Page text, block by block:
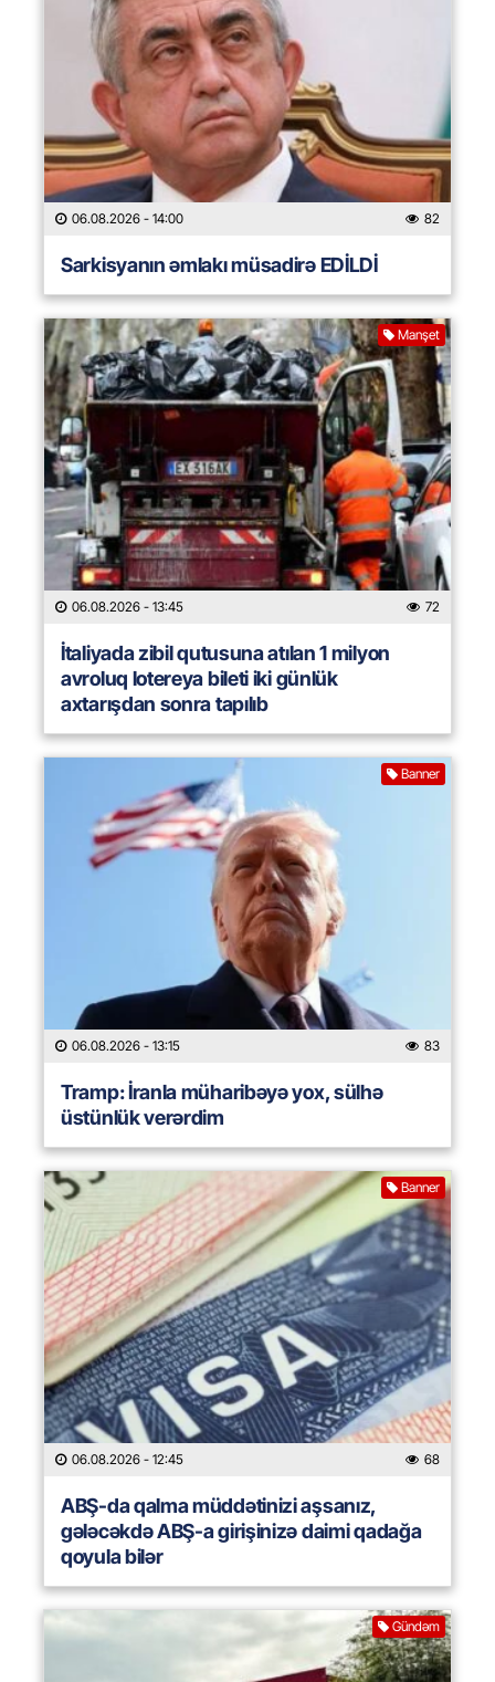
06.08.2026 - 14:00 82
Sarkisyanın əmlakı müsadirə EDİLDİ
Manşet
06.08.2026 - 13:45 72
İtaliyada zibil qutusuna atılan 1 milyon
avroluq lotereya bileti iki günlük
axtarışdan sonra tapılıb
Banner
06.08.2026 - 13:15 83
Tramp: İranla müharibəyə yox, sülhə
üstünlük verərdim
Banner
06.08.2026 - 12:45 68
ABŞ-da qalma müddətinizi aşsanız,
gələcəkdə ABŞ-a girişinizə daimi qadağa
qoyula bilər
Gündəm